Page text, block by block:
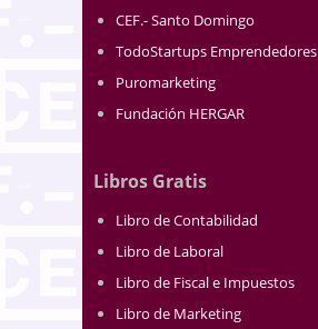
CEF.- Santo Domingo
TodoStartups Emprendedores
Puromarketing
Fundación HERGAR
Libros Gratis
Libro de Contabilidad
Libro de Laboral
Libro de Fiscal e Impuestos
Libro de Marketing